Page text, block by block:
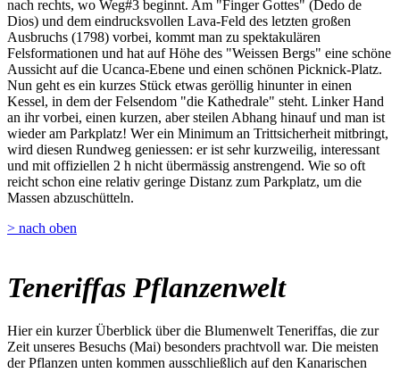
nach rechts, wo Weg#3 beginnt. Am "Finger Gottes" (Dedo de
Dios) und dem eindrucksvollen Lava-Feld des letzten großen
Ausbruchs (1798) vorbei, kommt man zu spektakulären
Felsformationen und hat auf Höhe des "Weissen Bergs" eine schöne
Aussicht auf die Ucanca-Ebene und einen schönen Picknick-Platz.
Nun geht es ein kurzes Stück etwas geröllig hinunter in einen
Kessel, in dem der Felsendom "die Kathedrale" steht. Linker Hand
an ihr vorbei, einen kurzen, aber steilen Abhang hinauf und man ist
wieder am Parkplatz! Wer ein Minimum an Trittsicherheit mitbringt,
wird diesen Rundweg geniessen: er ist sehr kurzweilig, interessant
und mit offiziellen 2 h nicht übermässig anstrengend. Wie so oft
reicht schon eine relativ geringe Distanz zum Parkplatz, um die
Massen abzuschütteln.
> nach oben
Teneriffas Pflanzenwelt
Hier ein kurzer Überblick über die Blumenwelt Teneriffas, die zur
Zeit unseres Besuchs (Mai) besonders prachtvoll war. Die meisten
der Pflanzen unten kommen ausschließlich auf den Kanarischen